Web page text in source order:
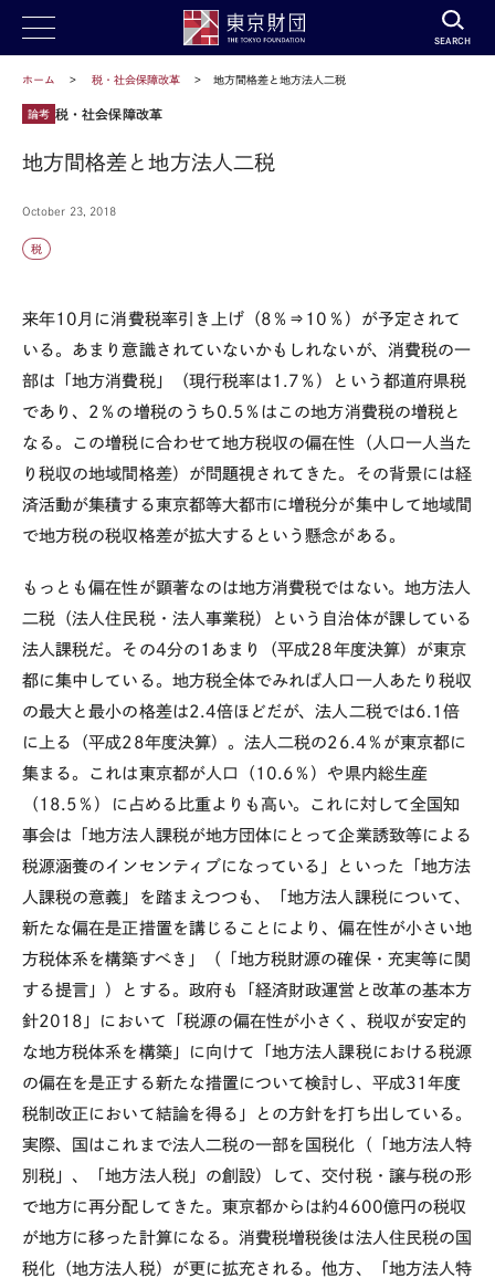
SEARCH
ホーム 税・社会保障改革 地方間格差と地方法人二税
論考 税・社会保障改革
地方間格差と地方法人二税
October 23, 2018
税
来年10月に消費税率引き上げ（8％⇒10％）が予定されて
いる。あまり意識されていないかもしれないが、消費税の一
部は「地方消費税」（現行税率は1.7％）という都道府県税
であり、2％の増税のうち0.5％はこの地方消費税の増税と
なる。この増税に合わせて地方税収の偏在性（人口一人当た
り税収の地域間格差）が問題視されてきた。その背景には経
済活動が集積する東京都等大都市に増税分が集中して地域間
で地方税の税収格差が拡大するという懸念がある。
もっとも偏在性が顕著なのは地方消費税ではない。地方法人
二税（法人住民税・法人事業税）という自治体が課している
法人課税だ。その4分の1あまり（平成28年度決算）が東京
都に集中している。地方税全体でみれば人口一人あたり税収
の最大と最小の格差は2.4倍ほどだが、法人二税では6.1倍
に上る（平成28年度決算）。法人二税の26.4％が東京都に
集まる。これは東京都が人口（10.6％）や県内総生産
（18.5％）に占める比重よりも高い。これに対して全国知
事会は「地方法人課税が地方団体にとって企業誘致等による
税源涵養のインセンティブになっている」といった「地方法
人課税の意義」を踏まえつつも、「地方法人課税について、
新たな偏在是正措置を講じることにより、偏在性が小さい地
方税体系を構築すべき」（「地方税財源の確保・充実等に関
する提言」）とする。政府も「経済財政運営と改革の基本方
針2018」において「税源の偏在性が小さく、税収が安定的
な地方税体系を構築」に向けて「地方法人課税における税源
の偏在を是正する新たな措置について検討し、平成31年度
税制改正において結論を得る」との方針を打ち出している。
実際、国はこれまで法人二税の一部を国税化（「地方法人特
別税」、「地方法人税」の創設）して、交付税・譲与税の形
で地方に再分配してきた。東京都からは約4600億円の税収
が地方に移った計算になる。消費税増税後は法人住民税の国
税化（地方法人税）が更に拡充される。他方、「地方法人特